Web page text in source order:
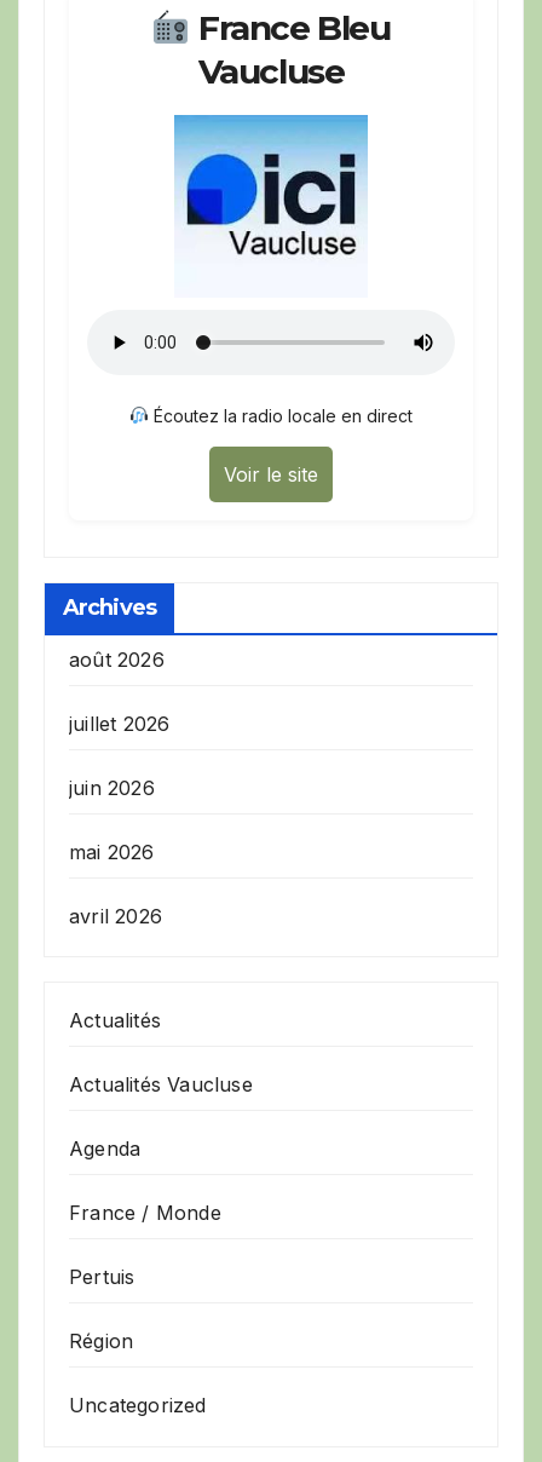
France Bleu
Vaucluse
Écoutez la radio locale en direct
Voir le site
Archives
août 2026
juillet 2026
juin 2026
mai 2026
avril 2026
Actualités
Actualités Vaucluse
Agenda
France / Monde
Pertuis
Région
Uncategorized